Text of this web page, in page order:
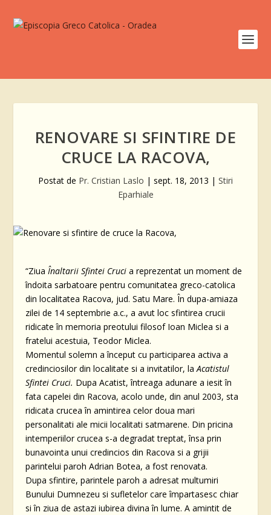
RENOVARE SI SFINTIRE DE
CRUCE LA RACOVA,
Postat de Pr. Cristian Laslo | sept. 18, 2013 | Stiri
Eparhiale
“ZiuaÎnaltarii Sfintei Cruci a reprezentat un moment de
îndoita sarbatoare pentru comunitatea greco-catolica
din localitatea Racova, jud. Satu Mare. În dupa-amiaza
zilei de 14 septembrie a.c., a avut loc sfintirea crucii
ridicate în memoria preotului filosof Ioan Miclea si a
fratelui acestuia, Teodor Miclea.
Momentul solemn a început cu participarea activa a
credinciosilor din localitate si a invitatilor, la Acatistul
Sfintei Cruci. Dupa Acatist, întreaga adunare a iesit în
fata capelei din Racova, acolo unde, din anul 2003, sta
ridicata crucea în amintirea celor doua mari
personalitati ale micii localitati satmarene. Din pricina
intemperiilor crucea s-a degradat treptat, însa prin
bunavointa unui credincios din Racova si a grijii
parintelui paroh Adrian Botea, a fost renovata.
Dupa sfintire, parintele paroh a adresat multumiri
Bunului Dumnezeu si sufletelor care împartasesc chiar
si în ziua de astazi iubirea divina în lume. A amintit de